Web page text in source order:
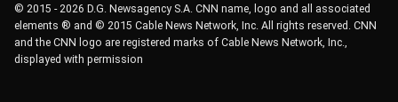
© 2015 - 2026 D.G. Newsagency S.A. CNN name, logo and all associated
elements ® and © 2015 Cable News Network, Inc. All rights reserved. CNN
and the CNN logo are registered marks of Cable News Network, Inc.,
displayed with permission